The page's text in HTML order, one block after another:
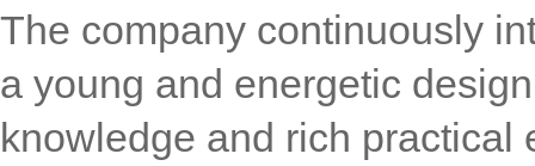
The company continuously
a young and energetic
knowledge and rich practical